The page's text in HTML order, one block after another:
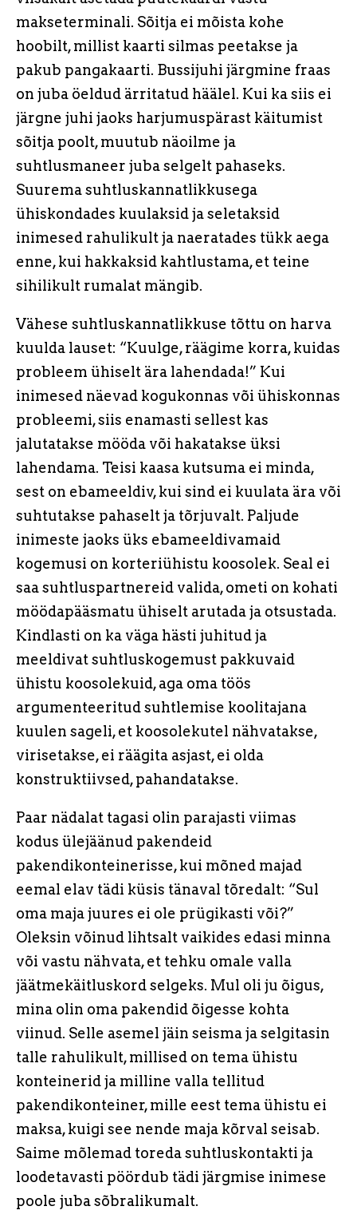
makseterminali. Sõitja ei mõista kohe
hoobilt, millist kaarti silmas peetakse ja
pakub pangakaarti. Bussijuhi järgmine fraas
on juba öeldud ärritatud häälel. Kui ka siis ei
järgne juhi jaoks harjumuspärast käitumist
sõitja poolt, muutub näoilme ja
suhtlusmaneer juba selgelt pahaseks.
Suurema suhtluskannatlikkusega
ühiskondades kuulaksid ja seletaksid
inimesed rahulikult ja naeratades tükk aega
enne, kui hakkaksid kahtlustama, et teine
sihilikult rumalat mängib.
Vähese suhtluskannatlikkuse tõttu on harva
kuulda lauset: “Kuulge, räägime korra, kuidas
probleem ühiselt ära lahendada!” Kui
inimesed näevad kogukonnas või ühiskonnas
probleemi, siis enamasti sellest kas
jalutatakse mööda või hakatakse üksi
lahendama. Teisi kaasa kutsuma ei minda,
sest on ebameeldiv, kui sind ei kuulata ära või
suhtutakse pahaselt ja tõrjuvalt. Paljude
inimeste jaoks üks ebameeldivamaid
kogemusi on korteriühistu koosolek. Seal ei
saa suhtluspartnereid valida, ometi on kohati
möödapääsmatu ühiselt arutada ja otsustada.
Kindlasti on ka väga hästi juhitud ja
meeldivat suhtluskogemust pakkuvaid
ühistu koosolekuid, aga oma töös
argumenteeritud suhtlemise koolitajana
kuulen sageli, et koosolekutel nähvatakse,
virisetakse, ei räägita asjast, ei olda
konstruktiivsed, pahandatakse.
Paar nädalat tagasi olin parajasti viimas
kodus ülejäänud pakendeid
pakendikonteinerisse, kui mõned majad
eemal elav tädi küsis tänaval tõredalt: “Sul
oma maja juures ei ole prügikasti või?”
Oleksin võinud lihtsalt vaikides edasi minna
või vastu nähvata, et tehku omale valla
jäätmekäitluskord selgeks. Mul oli ju õigus,
mina olin oma pakendid õigesse kohta
viinud. Selle asemel jäin seisma ja selgitasin
talle rahulikult, millised on tema ühistu
konteinerid ja milline valla tellitud
pakendikonteiner, mille eest tema ühistu ei
maksa, kuigi see nende maja kõrval seisab.
Saime mõlemad toreda suhtluskontakti ja
loodetavasti pöördub tädi järgmise inimese
poole juba sõbralikumalt.